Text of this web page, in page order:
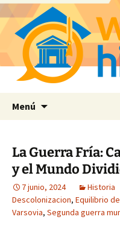
Menú
La Guerra Fría:
y el Mundo
7 junio, 2024 Historia
Descolonizacion, Equilibrio
Varsovia, Segunda guerra